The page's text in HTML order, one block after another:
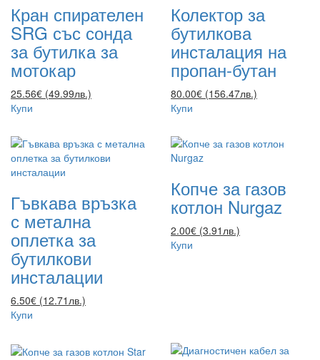
Кран спирателен
SRG със сонда
за бутилка за
мотокар
25.56€ (49.99лв.)
Купи
Колектор за
бутилкова
инсталация на
пропан-бутан
80.00€ (156.47лв.)
Купи
Гъвкава връзка
с метална
оплетка за
бутилкови
инсталации
6.50€ (12.71лв.)
Купи
Копче за газов
котлон Nurgaz
2.00€ (3.91лв.)
Купи